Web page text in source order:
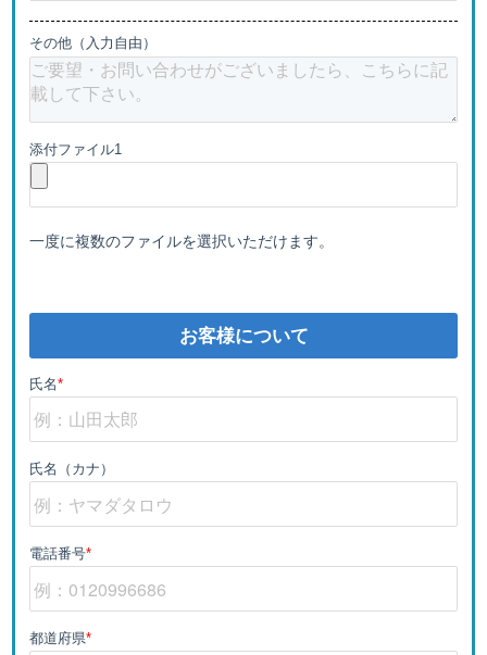
その他（入力自由）
添付ファイル1
一度に複数のファイルを選択いただけます。
お客様について
氏名*
氏名（カナ）
電話番号*
都道府県*